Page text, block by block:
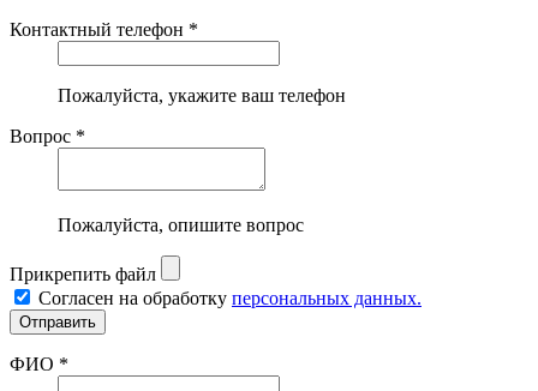
Контактный телефон *
Пожалуйста, укажите ваш телефон
Вопрос *
Пожалуйста, опишите вопрос
Прикрепить файл
Согласен на обработку персональных данных.
ФИО *